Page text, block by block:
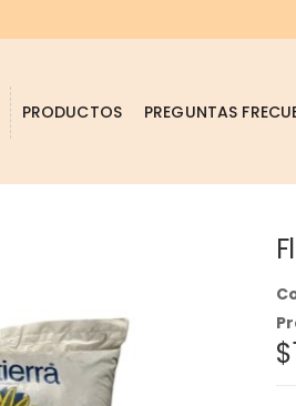
PRODUCTOS PREGUNTAS